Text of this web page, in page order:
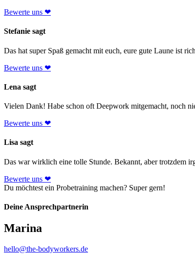
Bewerte uns ❤
Stefanie sagt
Das hat super Spaß gemacht mit euch, eure gute Laune ist
Bewerte uns ❤
Lena sagt
Vielen Dank! Habe schon oft Deepwork mitgemacht, noch
Bewerte uns ❤
Lisa sagt
Das war wirklich eine tolle Stunde. Bekannt, aber trotzdem
Bewerte uns ❤
Du möchtest ein Probetraining machen? Super gern!
Deine Ansprechpartnerin
Marina
hello@the-bodyworkers.de